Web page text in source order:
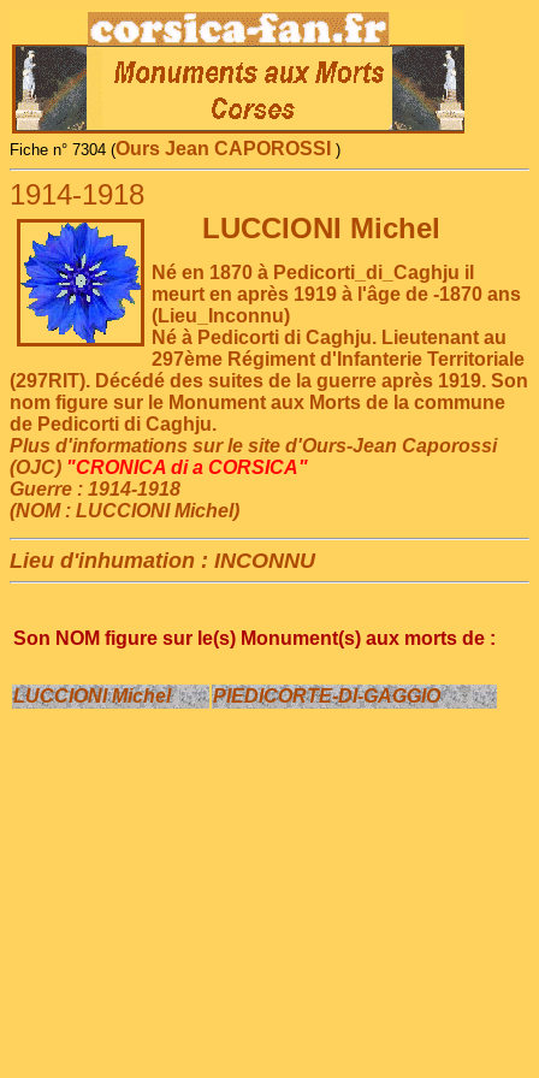
Fiche n° 7304 (Ours Jean CAPOROSSI )
1914-1918
LUCCIONI Michel
Né en 1870 à Pedicorti_di_Caghju il
meurt en après 1919 à l'âge de -1870 ans
(Lieu_Inconnu)
Né à Pedicorti di Caghju. Lieutenant au
297ème Régiment d'Infanterie Territoriale
(297RIT). Décédé des suites de la guerre après 1919. Son
nom figure sur le Monument aux Morts de la commune
de Pedicorti di Caghju.
Plus d'informations sur le site d'Ours-Jean Caporossi
(OJC) "CRONICA di a CORSICA"
Guerre : 1914-1918
(NOM : LUCCIONI Michel)
Lieu d'inhumation : INCONNU
Son NOM figure sur le(s) Monument(s) aux morts de :
LUCCIONI Michel PIEDICORTE-DI-GAGGIO